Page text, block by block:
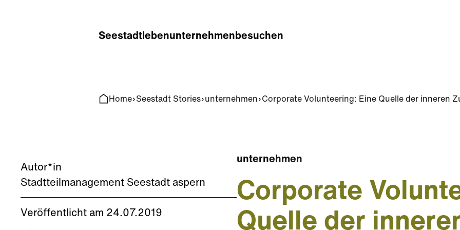
Seestadtlebenunternehmenbesuchen
Home Seestadt Stories unternehmen Corporate Volunteering: Eine Quelle der inneren
Autor*in
Stadtteilmanagement Seestadt aspern
Veröffentlicht am 24.07.2019
unternehmen
Corporate
Quelle der